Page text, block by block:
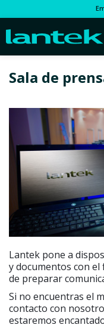
Sala de
Lantek pone a
y documentos con
de preparar
Si no encuentras el
contacto con
estaremos